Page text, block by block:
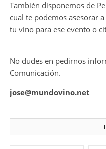
También disponemos de
cual te podemos asesorar
tu vino para ese evento o
No dudes en pedirnos
Comunicación.
jose@mundovino.net